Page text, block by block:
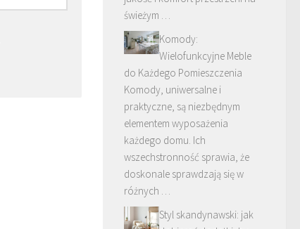
świeżym …
Komody:
Wielofunkcyjne Meble
do Każdego Pomieszczenia
Komody, uniwersalne i
praktyczne, są niezbędnym
elementem wyposażenia
każdego domu. Ich
wszechstronność sprawia, że
doskonale sprawdzają się w
różnych …
Styl skandynawski: jak